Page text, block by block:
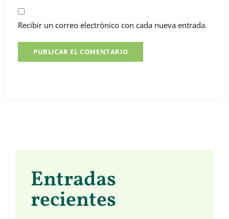
Recibir un correo electrónico con cada nueva entrada.
Entradas
recientes